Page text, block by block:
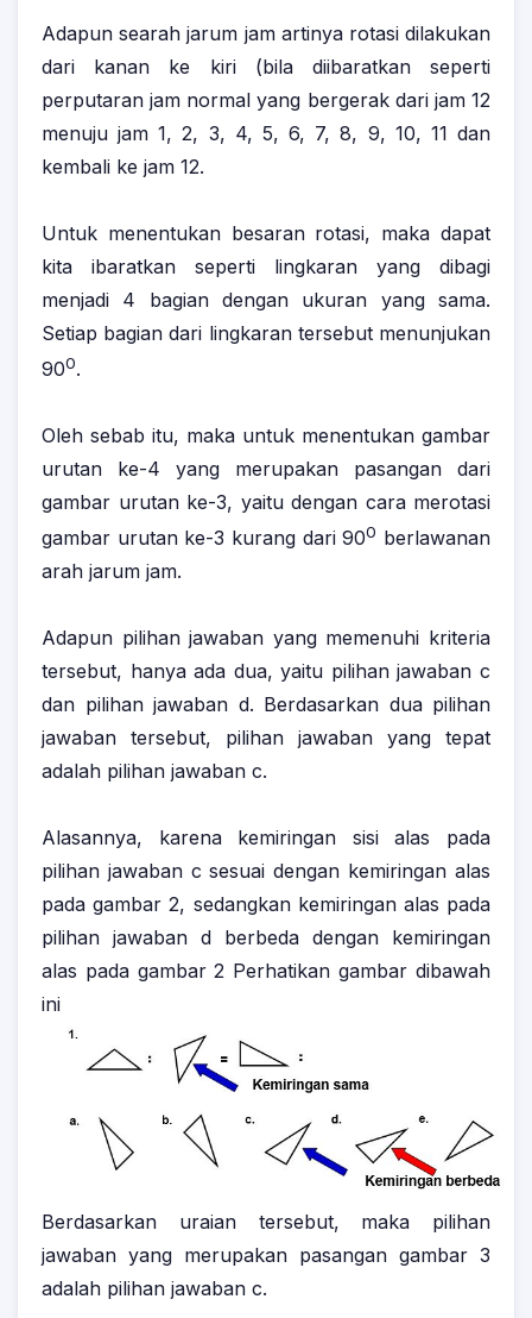
Adapun searah jarum jam artinya rotasi dilakukan
dari kanan ke kiri (bila diibaratkan seperti
perputaran jam normal yang bergerak dari jam 12
menuju jam 1, 2, 3, 4, 5, 6, 7, 8, 9, 10, 11 dan
kembali ke jam 12.
Untuk menentukan besaran rotasi, maka dapat
kita ibaratkan seperti lingkaran yang dibagi
menjadi 4 bagian dengan ukuran yang sama.
Setiap bagian dari lingkaran tersebut menunjukan
900.
Oleh sebab itu, maka untuk menentukan gambar
urutan ke-4 yang merupakan pasangan dari
gambar urutan ke-3, yaitu dengan cara merotasi
gambar urutan ke-3 kurang dari 900 berlawanan
arah jarum jam.
Adapun pilihan jawaban yang memenuhi kriteria
tersebut, hanya ada dua, yaitu pilihan jawaban c
dan pilihan jawaban d. Berdasarkan dua pilihan
jawaban tersebut, pilihan jawaban yang tepat
adalah pilihan jawaban c.
Alasannya, karena kemiringan sisi alas pada
pilihan jawaban c sesuai dengan kemiringan alas
pada gambar 2, sedangkan kemiringan alas pada
pilihan jawaban d berbeda dengan kemiringan
alas pada gambar 2 Perhatikan gambar dibawah
ini
Berdasarkan uraian tersebut, maka pilihan
jawaban yang merupakan pasangan gambar 3
adalah pilihan jawaban c.